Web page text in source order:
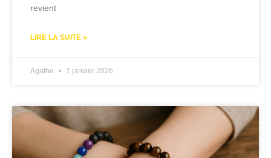
revient
LIRE LA SUITE »
Agathe 7 janvier 2026